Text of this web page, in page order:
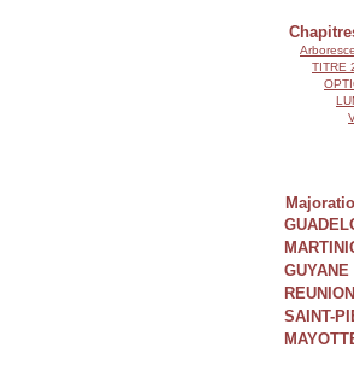
TITRE
GUYANE
REUNION
SAINT-